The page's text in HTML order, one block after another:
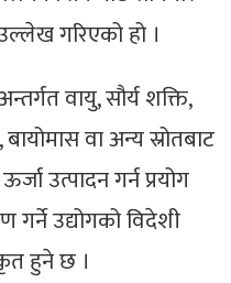
गरिएको हो ।
वायु, सौर्य शक्ति,
वा अन्य स्रोतबाट
उत्पादन गर्न प्रयोग
गर्ने उद्योगको विदेशी
हुने छ ।